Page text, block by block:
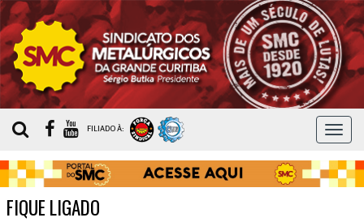
MENU
FILIADO À:
FIQUE LIGADO